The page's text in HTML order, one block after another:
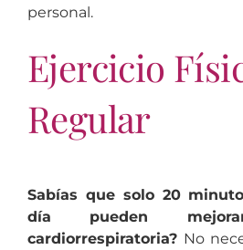
personal.
Ejercicio
Regular
Sabías que solo 20
día pueden
cardiorrespiratoria?No